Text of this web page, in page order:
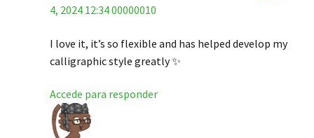
de 5
4, 2024 12:34 00000010
I love it, it’s so flexible and has helped develop my
calligraphic style greatly ✨
Accede para responder